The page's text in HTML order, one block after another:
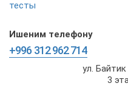
Ишеним телефону
+996 312 962 714
ул.
3